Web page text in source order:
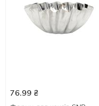
76.99 ₴